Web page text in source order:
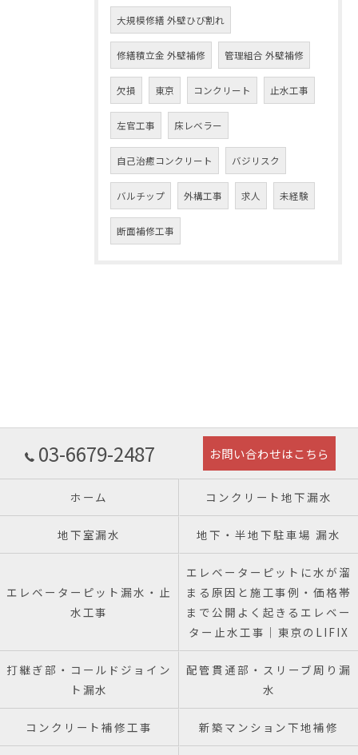
大規模修繕 外壁ひび割れ
修繕積立金 外壁補修 管理組合 外壁補修
欠損 東京 コンクリート 止水工事
左官工事 床レベラー
自己治癒コンクリート バジリスク
バルチップ 外構工事 求人 未経験
断面補修工事
03-6679-2487 お問い合わせはこちら
ホーム コンクリート地下漏水
地下室漏水 地下・半地下駐車場 漏水
エレベーターピット漏水・止
水工事
エレベーターピットに水が溜
まる原因と施工事例・価格帯
まで公開よく起きるエレベー
ター止水工事｜東京のLIFIX
打継ぎ部・コールドジョイン
ト漏水
配管貫通部・スリーブ周り漏
水
コンクリート補修工事 新築マンション下地補修